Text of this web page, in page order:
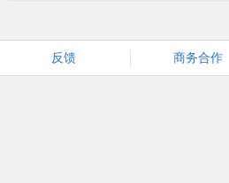
反馈 商务合作